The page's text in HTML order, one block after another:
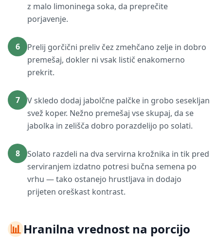
z malo limoninega soka, da preprečite
porjavenje.
6
Prelij gorčični preliv čez zmehčano zelje in dobro
premešaj, dokler ni vsak listič enakomerno
prekrit.
7
V skledo dodaj jabolčne palčke in grobo sesekljan
svež koper. Nežno premešaj vse skupaj, da se
jabolka in zelišča dobro porazdelijo po solati.
8
Solato razdeli na dva servirna krožnika in tik pred
serviranjem izdatno potresi bučna semena po
vrhu — tako ostanejo hrustljava in dodajo
prijeten oreškast kontrast.
📊Hranilna vrednost na porcijo